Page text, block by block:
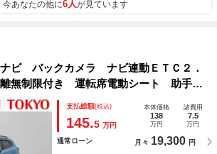
今あなたの他に6人が見ています
ビ バックカメラ ナビ連動ＥＴＣ２．
無制限付き 運転席電動シート 助手席
ナーセンサー ドラレコスマートキー
ニター
支払総額(税込)
145.5 万円
本体価格
138
万円
諸費用
7.5
万円
通常ローン 月々 19,300 円